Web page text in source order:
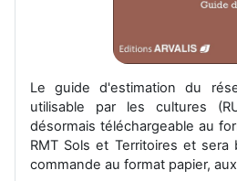
Le guide d'estimation du
utilisable par les cultures
désormais téléchargeable au
RMT Sols et Territoires et
commande au format papier,